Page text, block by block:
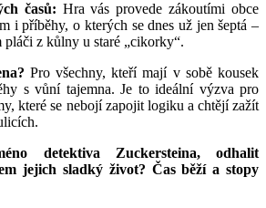
časů: Hra vás provede zákoutími obce
i příběhy, o kterých se dnes už jen šeptá –
pláči z kůlny u staré „cikorky“.
Pro všechny, kteří mají v sobě kousek
s vůní tajemna. Je to ideální výzva pro
které se nebojí zapojit logiku a chtějí zažít
detektiva Zuckersteina, odhalit
jejich sladký život? Čas běží a stopy